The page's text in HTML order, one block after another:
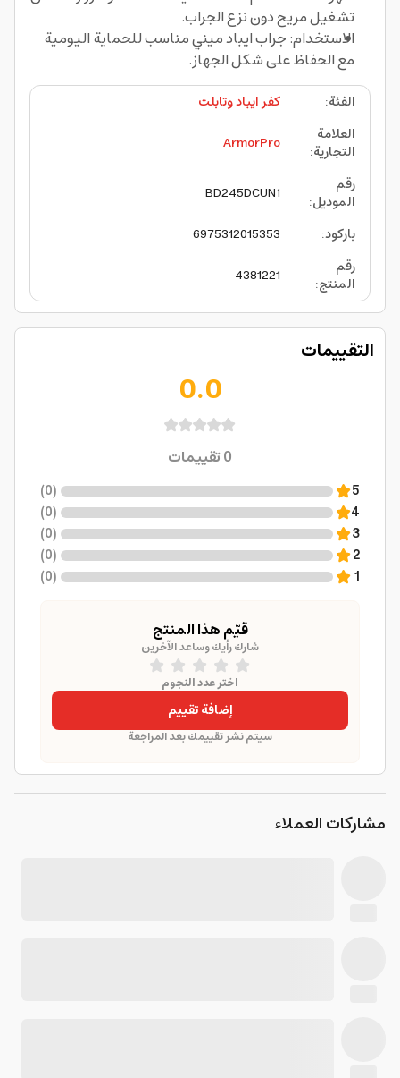
تشغيل مريح دون نزع الجراب.
الاستخدام: جراب ايباد ميني مناسب للحماية اليومية
مع الحفاظ على شكل الجهاز.
الفئة:
كفر ايباد وتابلت
العلامة
التجارية:
ArmorPro
رقم
الموديل:
BD245DCUN1
باركود:
6975312015353
رقم
المنتج:
4381221
التقييمات
0.0
0تقييمات
5
(
0
)
4
(
0
)
3
(
0
)
2
(
0
)
1
(
0
)
قيّم هذا المنتج
شارك رأيك وساعد الآخرين
اختر عدد النجوم
إضافة تقييم
سيتم نشر تقييمك بعد المراجعة
مشاركات العملاء